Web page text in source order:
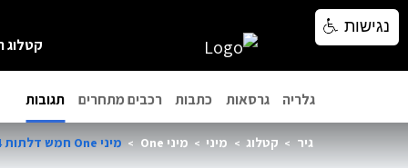
קטלוג
גלריה גרסאות כתבות רכבים מתחרים תגובות
גיר קטלוג מיני מיני One מיני One חמש דלתות 2024
נגישות
נגישות